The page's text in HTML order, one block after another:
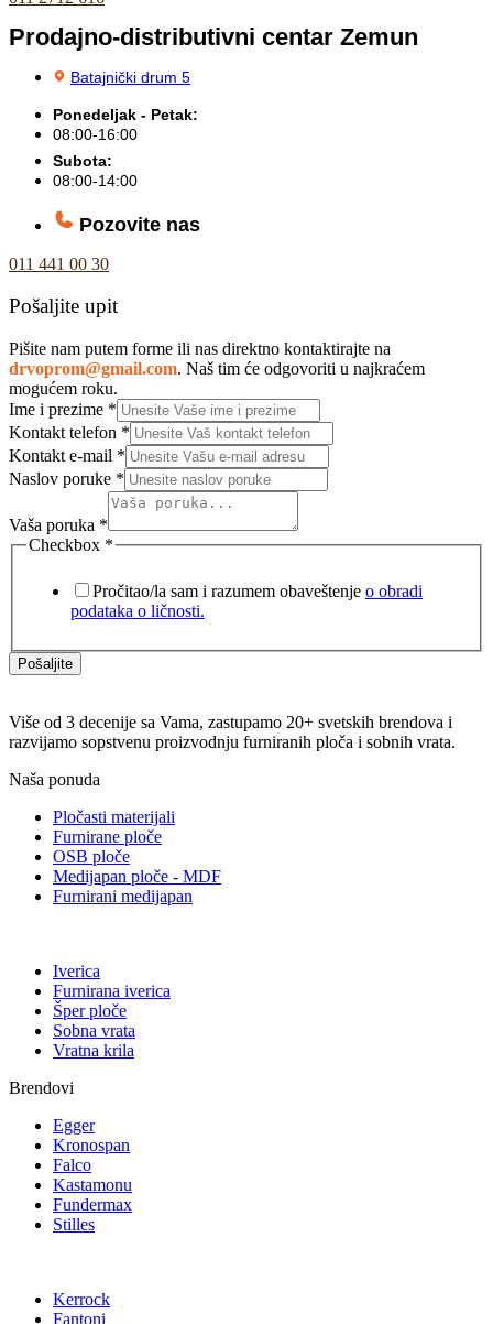
Prodajno-distributivni centar Zemun
Batajnički drum 5
Ponedeljak - Petak:
08:00-16:00
Subota:
08:00-14:00
Pozovite nas
011 441 00 30
Pošaljite upit
Pišite nam putem forme ili nas direktno kontaktirajte na
drvoprom@gmail.com. Naš tim će odgovoriti u najkraćem
mogućem roku.
Ime i prezime *
Kontakt telefon *
Kontakt e-mail *
Naslov poruke *
Vaša poruka *
Checkbox *
Pročitao/la sam i razumem obaveštenje o obradi
podataka o ličnosti.
Pošaljite
Više od 3 decenije sa Vama, zastupamo 20+ svetskih brendova i
razvijamo sopstvenu proizvodnju furniranih ploča i sobnih vrata.
Naša ponuda
Pločasti materijali
Furnirane ploče
OSB ploče
Medijapan ploče - MDF
Furnirani medijapan
Iverica
Furnirana iverica
Šper ploče
Sobna vrata
Vratna krila
Brendovi
Egger
Kronospan
Falco
Kastamonu
Fundermax
Stilles
Kerrock
Fantoni